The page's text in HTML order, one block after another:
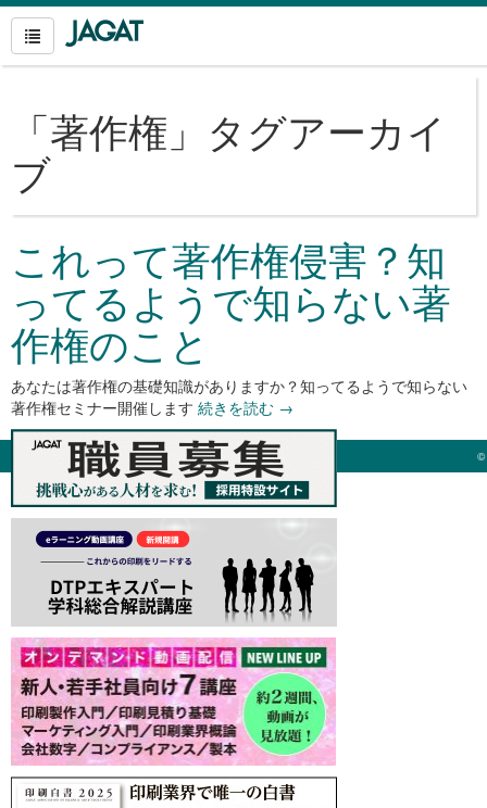
「著作権 」タグアーカイ
ブ
これって著作権侵害？知
ってるようで知らない著
作権のこと
あなたは著作権の基礎知識がありますか？知ってるようで知らない
著作権セミナー開催します 続きを読む →
©